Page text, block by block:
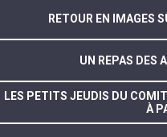
RETOUR EN IMAGES
UN REPAS DES
LES PETITS JEUDIS DU
À